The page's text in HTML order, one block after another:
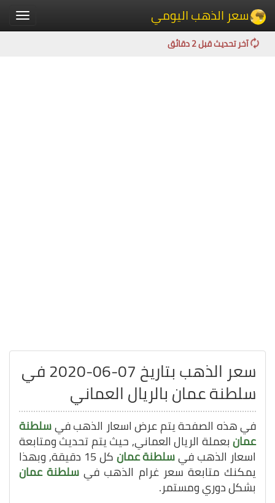
Toggle سعر الذهب اليومي
آخر تحديث قبل 2 دقائق
سعر الذهب بتاريخ 07-06-2020 في
سلطنة عمان بالريال العماني
في هذه الصفحة يتم عرض اسعار الذهب فيسلطنة
عمانبعملة الريال العماني, حيث يتم تحديث ومتابعة
اسعار الذهب فيسلطنة عمان كل 15 دقيقة, وبهذا
يمكنك متابعة سعر غرام الذهب في سلطنة عمان
بشكل دوري ومستمر.